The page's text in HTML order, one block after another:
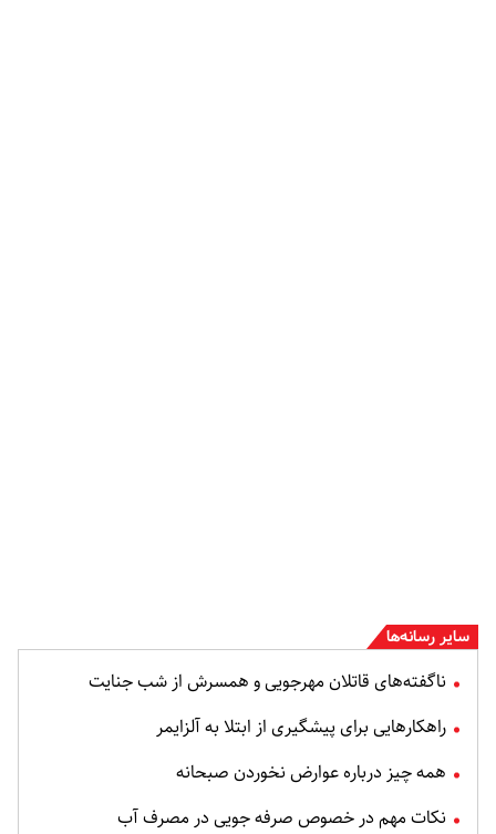
سایر رسانه‌ها
ناگفته‌های قاتلان مهرجویی و همسرش از شب جنایت
راهکارهایی برای پیشگیری از ابتلا به آلزایمر
همه چیز درباره عوارض نخوردن صبحانه
نکات مهم در خصوص صرفه جویی در مصرف آب